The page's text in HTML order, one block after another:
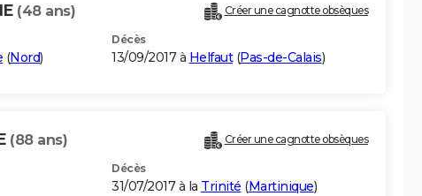
(48 ans) Créer une cagnotte obsèques
(Nord)
Décès
13/09/2017 à Helfaut(Pas-de-Calais)
(88 ans) Créer une cagnotte obsèques
Décès
31/07/2017 à la Trinité (Martinique)